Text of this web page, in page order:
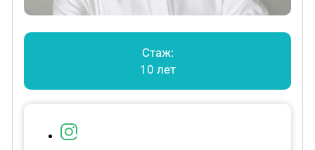
Стаж:
10 лет